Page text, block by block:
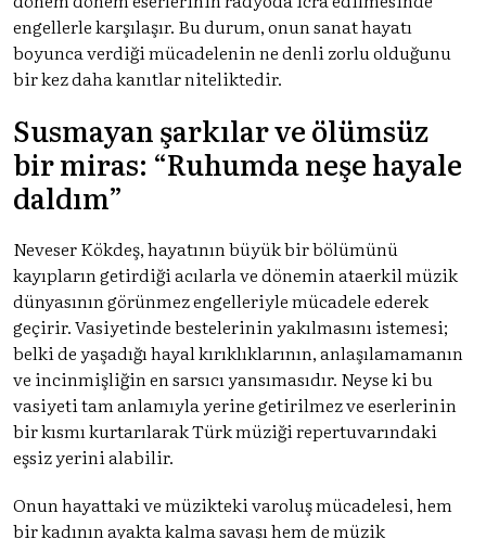
engellerle karşılaşır. Bu durum, onun sanat hayatı
boyunca verdiği mücadelenin ne denli zorlu olduğunu
bir kez daha kanıtlar niteliktedir.
Susmayan şarkılar ve ölümsüz
bir miras: “Ruhumda neşe hayale
daldım”
Neveser Kökdeş, hayatının büyük bir bölümünü
kayıpların getirdiği acılarla ve dönemin ataerkil müzik
dünyasının görünmez engelleriyle mücadele ederek
geçirir. Vasiyetinde bestelerinin yakılmasını istemesi;
belki de yaşadığı hayal kırıklıklarının, anlaşılamamanın
ve incinmişliğin en sarsıcı yansımasıdır. Neyse ki bu
vasiyeti tam anlamıyla yerine getirilmez ve eserlerinin
bir kısmı kurtarılarak Türk müziği repertuvarındaki
eşsiz yerini alabilir.
Onun hayattaki ve müzikteki varoluş mücadelesi, hem
bir kadının ayakta kalma savaşı hem de müzik